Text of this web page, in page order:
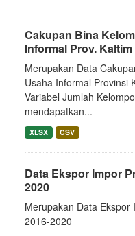
Cakupan Bina
Informal Prov.
Merupakan Data
Usaha Informal Provinsi
Variabel Jumlah
mendapatkan...
XLSX CSV
Data Ekspor Impor
2020
Merupakan Data Ekspor
2016-2020